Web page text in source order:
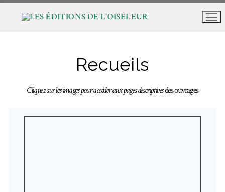
Aller
Recueils
Cliquez sur les images pour accéder aux pages descriptivesdes ouvrages